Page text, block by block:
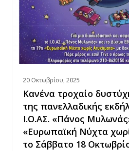
της
πανελλαδικής
εκδήλωσης
του
«Πάνος
Μυλωνάς»
19η
«Ευρωπαϊκή
Νύχτα
20 Οκτωβρίου, 2025
Κανένα τροχαίο
της πανελλαδικής
Ι.Ο.ΑΣ. «Πάνος
«Ευρωπαϊκή Νύχτα
το Σάββατο 18